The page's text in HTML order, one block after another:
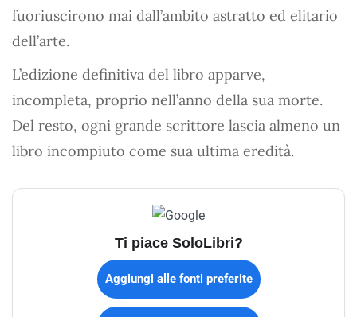
fuoriuscirono mai dall’ambito astratto ed elitario
dell’arte.
L’edizione definitiva del libro apparve,
incompleta, proprio nell’anno della sua morte.
Del resto, ogni grande scrittore lascia almeno un
libro incompiuto come sua ultima eredità.
Ti piace SoloLibri?
Aggiungi alle fonti preferite